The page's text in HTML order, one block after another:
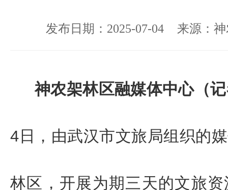
发布日期：2025-07-04 来源：
神农架林区融媒体中心（
4日，由武汉市文旅局组织的
林区 ，开展为期三天的文旅